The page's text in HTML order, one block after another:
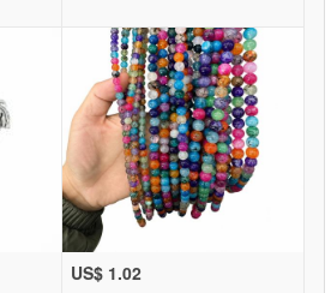
US$ 1.02